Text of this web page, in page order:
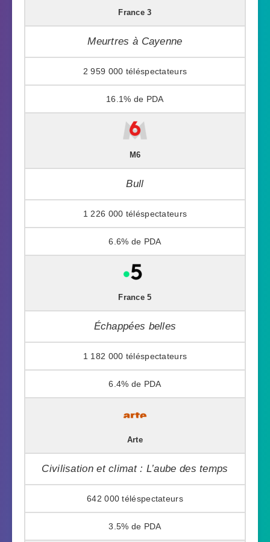
France 3
Meurtres à Cayenne
2 959 000
16.1%
M6
Bull
1 226 000
6.6%
France 5
Échappées belles
1 182 000
6.4%
Arte
Civilisation et climat : L’aube des temps
642 000
3.5%